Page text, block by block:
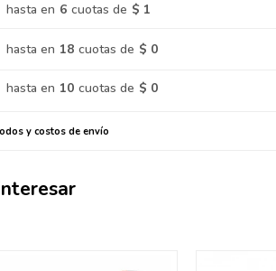
hasta en 6 cuotas de $ 1
hasta en 18 cuotas de $ 0
hasta en 10 cuotas de $ 0
y costos de envío